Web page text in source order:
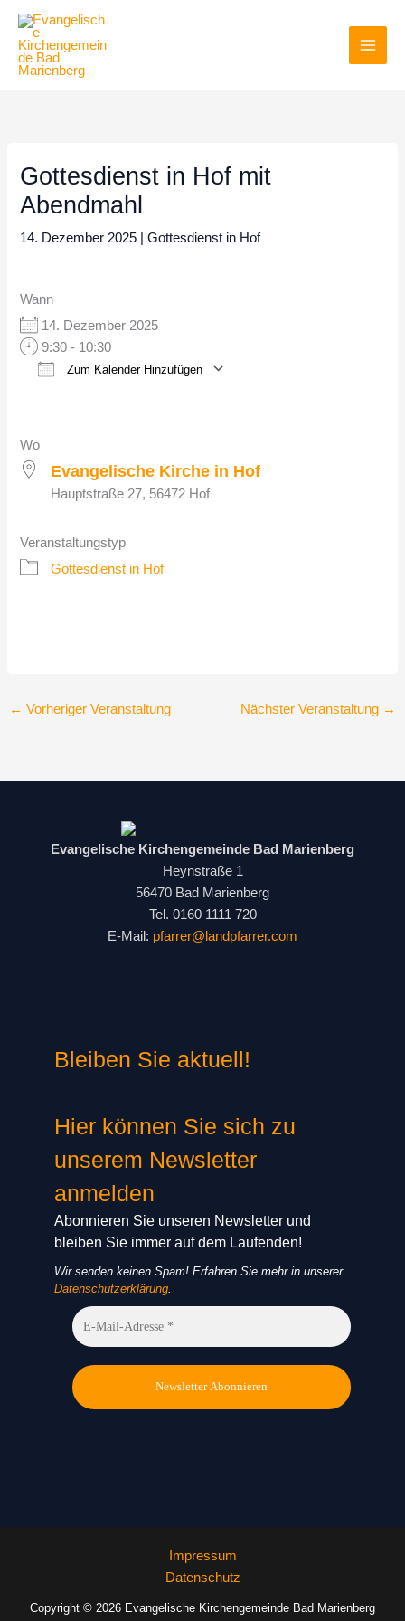
Inhalt
springen
Gottesdienst in Hof mit
Abendmahl
14. Dezember 2025 |Gottesdienst in Hof
Wann
14. Dezember 2025
9:30 - 10:30
Zum Kalender Hinzufügen
Wo
Evangelische Kirche in Hof
Hauptstraße 27, 56472 Hof
Veranstaltungstyp
Gottesdienst in Hof
← Vorheriger Veranstaltung Nächster Veranstaltung →
Evangelische Kirchengemeinde Bad Marienberg
Heynstraße 1
56470 Bad Marienberg
Tel. 0160 1111 720
E-Mail: pfarrer@landpfarrer.com
Bleiben Sie aktuell!
Hier können Sie sich zu
unserem Newsletter
anmelden
Abonnieren Sie unseren Newsletter und
bleiben Sie immer auf dem Laufenden!
Wir senden keinen Spam! Erfahren Sie mehr in unserer
Datenschutzerklärung
Impressum
Datenschutz
Copyright © 2026 Evangelische Kirchengemeinde Bad Marienberg